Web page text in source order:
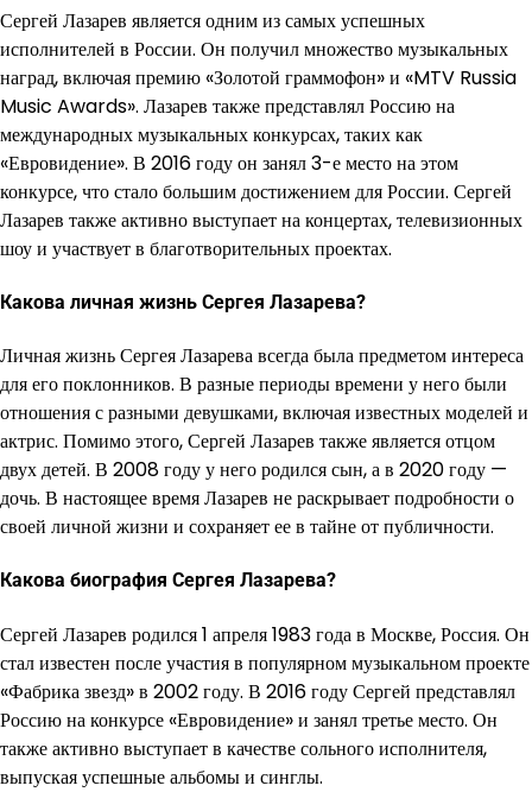
Сергей Лазарев является одним из самых успешных
исполнителей в России. Он получил множество музыкальных
наград, включая премию «Золотой граммофон» и «MTV Russia
Music Awards». Лазарев также представлял Россию на
международных музыкальных конкурсах, таких как
«Евровидение». В 2016 году он занял 3-е место на этом
конкурсе, что стало большим достижением для России. Сергей
Лазарев также активно выступает на концертах, телевизионных
шоу и участвует в благотворительных проектах.
Какова личная жизнь Сергея Лазарева?
Личная жизнь Сергея Лазарева всегда была предметом интереса
для его поклонников. В разные периоды времени у него были
отношения с разными девушками, включая известных моделей и
актрис. Помимо этого, Сергей Лазарев также является отцом
двух детей. В 2008 году у него родился сын, а в 2020 году —
дочь. В настоящее время Лазарев не раскрывает подробности о
своей личной жизни и сохраняет ее в тайне от публичности.
Какова биография Сергея Лазарева?
Сергей Лазарев родился 1 апреля 1983 года в Москве, Россия. Он
стал известен после участия в популярном музыкальном проекте
«Фабрика звезд» в 2002 году. В 2016 году Сергей представлял
Россию на конкурсе «Евровидение» и занял третье место. Он
также активно выступает в качестве сольного исполнителя,
выпуская успешные альбомы и синглы.